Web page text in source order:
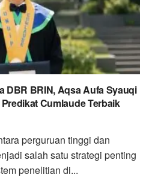
DBR BRIN, Aqsa Aufa Syauqi
Cumlaude Terbaik
perguruan tinggi dan
salah satu strategi penting
penelitian di...